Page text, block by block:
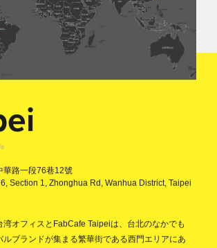
華路一段76巷12號
Section 1, Zhonghua Rd, Wanhua District, Taipei
湾オフィスとFabCafe Taipeiは、台北のなかでも
ルブランドが集まる繁華街である西門エリアにあ